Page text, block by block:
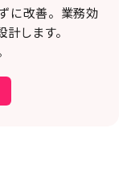
に改善。 業務効
します。